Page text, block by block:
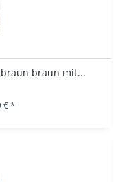
braun mit...
€ *